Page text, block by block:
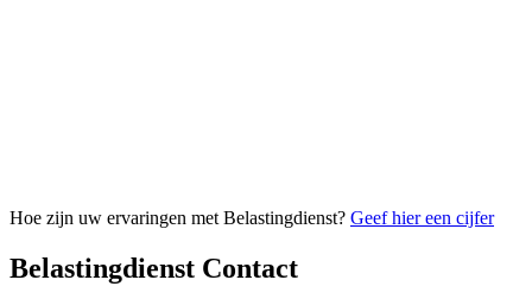
Hoe zijn uw ervaringen met Belastingdienst? Geef hier een cijfer
Belastingdienst Contact